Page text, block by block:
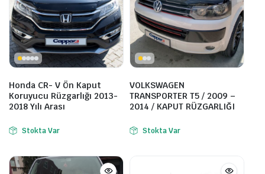
Honda CR- V Ön Kaput
Koruyucu Rüzgarlığı 2013-
2018 Yılı Arası
Stokta Var
VOLKSWAGEN
TRANSPORTER T5 / 2009 –
2014 / KAPUT RÜZGARLIĞI
Stokta Var